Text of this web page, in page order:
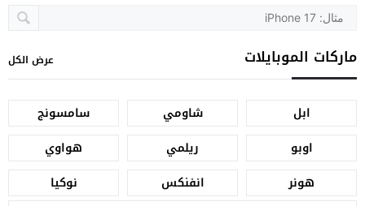
ماركات الموبايلات عرض الكل
ابل شاومي
سامسونج
اوبو
ريلمي
هواوي
هونر
انفنكس
نوكيا